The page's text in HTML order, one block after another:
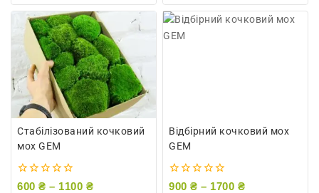
Стабілізований кочковий
мох GEM
0
600 ₴ – 1100 ₴
Відбірний кочковий мох
GEM
0
900 ₴ – 1700 ₴